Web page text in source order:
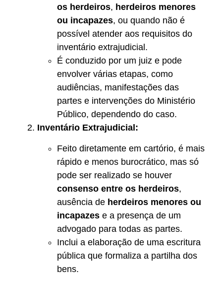
os herdeiros, herdeiros menores
ou incapazes, ou quando não é
possível atender aos requisitos do
inventário extrajudicial.
É conduzido por um juiz e pode
envolver várias etapas, como
audiências, manifestações das
partes e intervenções do Ministério
Público, dependendo do caso.
Inventário Extrajudicial:
Feito diretamente em cartório, é mais
rápido e menos burocrático, mas só
pode ser realizado se houver
consenso entre os herdeiros,
ausência de herdeiros menores ou
incapazes e a presença de um
advogado para todas as partes.
Inclui a elaboração de uma escritura
pública que formaliza a partilha dos
bens.